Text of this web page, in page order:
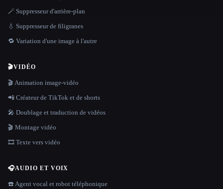
🪄 Suppresseur d'arrière-plan
💧 Suppresseur de filigranes
🔁 Variation d'une image à l'autre
🎬VIDÉO
🎬 Animation image-vidéo
📲 Créateur de TikTok et de shorts
🎤 Doublage et traduction de vidéos
🎬 Montage vidéo
🎞️ Texte vers vidéo
🎧AUDIO ET VOIX
☎️ Agent vocal et robot téléphonique